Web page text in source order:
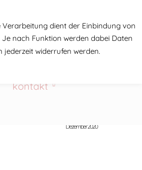
kontakt
Dezember 2020
dient der Einbindung von
nach Funktion werden dabei Daten
widerrufen werden.